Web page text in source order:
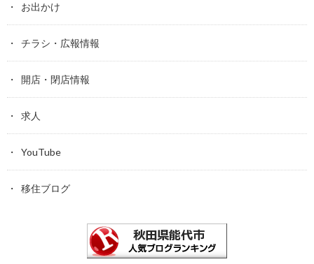
お出かけ
チラシ・広報情報
開店・閉店情報
求人
YouTube
移住ブログ